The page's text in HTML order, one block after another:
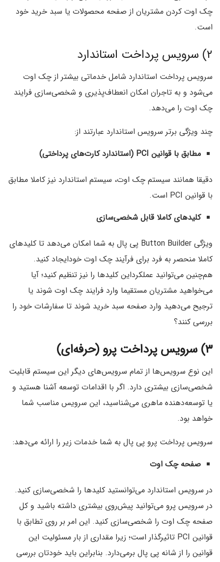
چک اوت کردن مشتریان از صفحه محصولات یا سبد خرید خود
است.
۲) سرویس پرداخت استاندارد
سرویس پرداخت استاندارد شامل خدماتی بیشتر از چک اوت
می‌شود و به تاجران امکان انعطاف‌پذیری و شخصی‌سازی فرایند
چک اوت را می‌دهد.
چند ویژگی برتر سرویس استاندارد عبارتند از:
مطابق با قوانین PCI (استاندارد کارت‌های پرداختی)
دقیقا همانند سیستم چک اوت، سیستم استاندارد نیز کاملا مطابق
با قوانین PCI است.
کلیدهای کاملا قابل شخصی‌سازی
ویژگی Button Builder پی پال به شما امکان می‌دهد تا کلیدهای
کاملا منحصر به فرد برای فرآیند چک اوت خود‌ایجاد کنید.
هم‌چنین می‌توانید عملکرد‌این کلیدها را نیز تنظیم کنید؛ آیا
می‌خواهید مشتریان مستقیما وارد فرایند چک اوت شوند یا
ترجیح می‌دهید وارد صفحه سبد خرید شوند تا سفارشات خود را
بررسی کنند؟
۳) سرویس پرداخت پرو (حرفه‌ای)
‌این نوع سرویس‌ها از تمام سرویس‌های دیگر این سیستم قابلیت
شخصی‌سازی بیشتری دارد. اگر با اقدامات توسعه آشنا هستید و
یا توسعه‌دهنده ماهری می‌شناسید،‌ این سرویس مناسب شما
خواهد بود.
سرویس پرداخت پرو پی پال به شما خدمات زیر را ارائه می‌دهد:
صفحه چک اوت
در سرویس استاندارد می‌توانستید کلیدها را شخصی‌سازی کنید.
در سرویس پرو می‌توانید پیش‌روی بیشتری داشته باشید و کل
صفحه چک اوت را شخصی‌سازی کنید.‌ این امر بر روی تطابق با
قوانین PCI تاثیرگذار است؛ زیرا مقداری از بار مسئولیت‌ این
قوانین را از شانه پی پال برمی‌دارد. بنابراین باید خودتان بررسی